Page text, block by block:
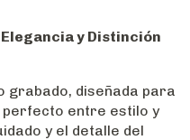
y Distinción
grabado, diseñada para
perfecto entre estilo y
y el detalle del